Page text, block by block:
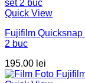
Quick View
Fujifilm
2 buc
195.00 lei